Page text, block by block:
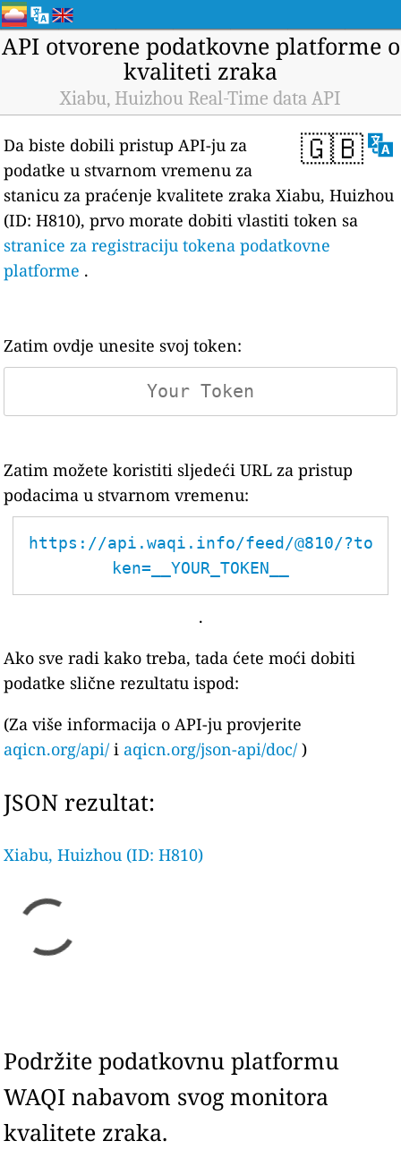
API otvorene podatkovne platforme o
kvaliteti zraka
Xiabu, Huizhou Real-Time data API
🇬🇧
Da biste dobili pristup API-ju za
podatke u stvarnom vremenu za
stanicu za praćenje kvalitete zraka Xiabu, Huizhou
(ID: H810), prvo morate dobiti vlastiti token sa
stranice za registraciju tokena podatkovne
platforme .
Zatim ovdje unesite svoj token:
Zatim možete koristiti sljedeći URL za pristup
podacima u stvarnom vremenu:
https://api.waqi.info/feed/@810/?to
ken=__YOUR_TOKEN__
.
Ako sve radi kako treba, tada ćete moći dobiti
podatke slične rezultatu ispod:
(Za više informacija o API-ju provjerite
aqicn.org/api/ i aqicn.org/json-api/doc/ )
JSON rezultat:
Xiabu, Huizhou (ID: H810)
Podržite podatkovnu platformu
WAQI nabavom svog monitora
kvalitete zraka.